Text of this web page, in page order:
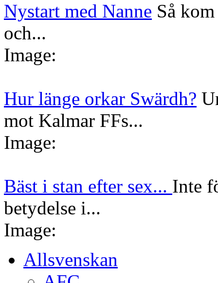
Nystart med Nanne Så
och...
Image:
Hur länge orkar Swärdh?
mot Kalmar FFs...
Image:
Bäst i stan efter sex... Inte
betydelse i...
Image:
Allsvenskan